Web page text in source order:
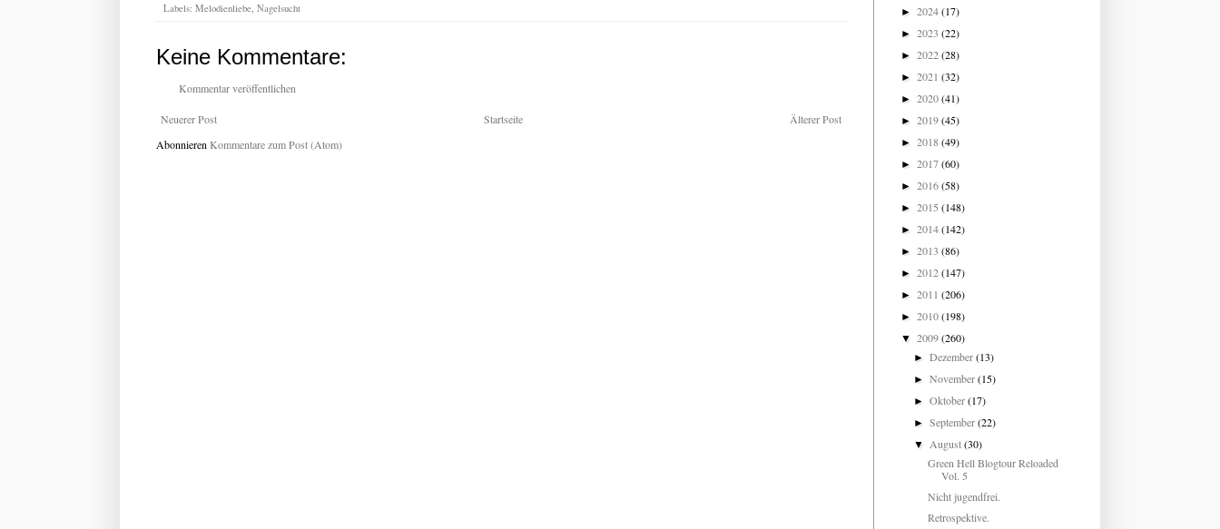
Labels: Melodienliebe Nagelsucht
Keine Kommentare:
Kommentar veröffentlichen
Neuerer Post Älterer Post
Startseite
Abonnieren Kommentare zum Post (Atom)
► 2024(17)
► 2023 (22)
► 2022(28)
► 2021 (32)
► 2020(41)
► 2019(45)
► 2018(49)
► 2017(60)
► 2016(58)
► 2015 (148)
► 2014(142)
► 2013 (86)
► 2012(147)
► 2011 (206)
► 2010(198)
▼ 2009(260)
►Dezember(13)
►November(15)
►Oktober(17)
►September(22)
▼August(30)
Green Hell Blogtour Reloaded
Vol. 5
Nicht jugendfrei.
Retrospektive.